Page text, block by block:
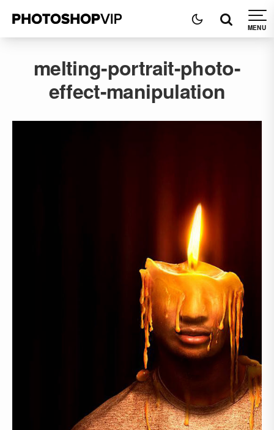
melting-portrait-photo-
effect-manipulation